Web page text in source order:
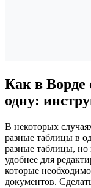
Как в Ворде
одну:
В некоторых
разные таблицы в
разные таблицы, но
удобнее для
которые
документов.